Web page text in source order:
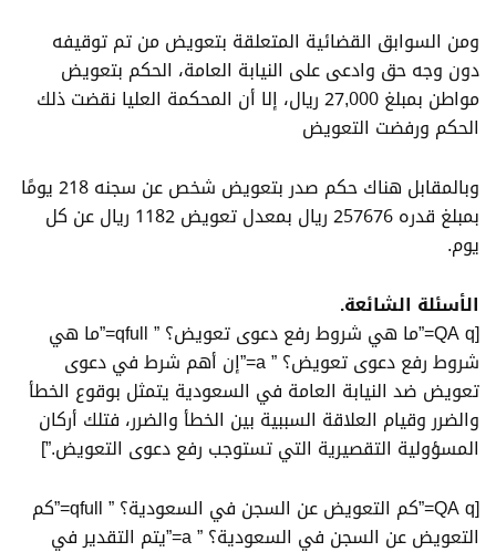
ومن السوابق القضائية المتعلقة بتعويض من تم توقيفه
دون وجه حق وادعى على النيابة العامة، الحكم بتعويض
مواطن بمبلغ 27,000 ريال، إلا أن المحكمة العليا نقضت ذلك
الحكم ورفضت التعويض
وبالمقابل هناك حكم صدر بتعويض شخص عن سجنه 218 يومًا
بمبلغ قدره 257676 ريال بمعدل تعويض 1182 ريال عن كل
يوم.
الأسئلة الشائعة.
[QA q=”ما هي شروط رفع دعوى تعويض؟ ” qfull=”ما هي
شروط رفع دعوى تعويض؟ ” a=”إن أهم شرط في دعوى
تعويض ضد النيابة العامة في السعودية يتمثل بوقوع الخطأ
والضرر وقيام العلاقة السببية بين الخطأ والضرر، فتلك أركان
المسؤولية التقصيرية التي تستوجب رفع دعوى التعويض.”]
[QA q=”كم التعويض عن السجن في السعودية؟ ” qfull=”كم
التعويض عن السجن في السعودية؟ ” a=”يتم التقدير في